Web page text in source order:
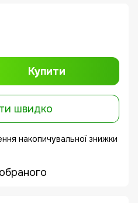
Купити
швидко
накопичувальної знижки